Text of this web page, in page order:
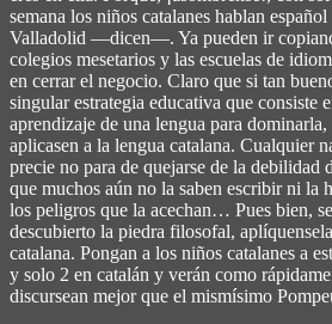
semana los niños catalanes hablan
Valladolid ―dicen―. Ya pueden ir
colegios mesetarios y las escuelas de
en cerrar el negocio. Claro que si tan
singular estrategia educativa que consiste
aprendizaje de una lengua para
aplicasen a la lengua catalana. Cualquier
precie no para de quejarse de la debilidad
que muchos aún no la saben escribir ni la
los peligros que la acechan… Pues bien,
descubierto la piedra filosofal,
catalana. Pongan a los niños catalanes a
y solo 2 en catalán y verán como
discursean mejor que el mismísimo